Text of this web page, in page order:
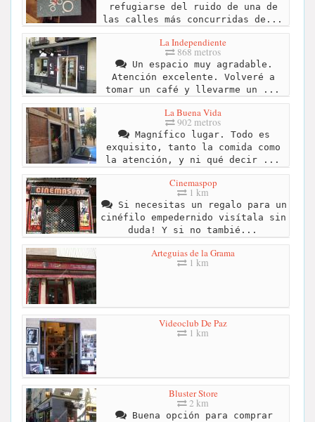
refugiarse del ruido de una de
las calles más concurridas de...
La Independiente
868 metros
Un espacio muy agradable.
Atención excelente. Volveré a
tomar un café y llevarme un ...
La Buena Vida
902 metros
Magnífico lugar. Todo es
exquisito, tanto la comida como
la atención, y ni qué decir ...
Cinemaspop
1 km
Si necesitas un regalo para un
cinéfilo empedernido visítala sin
duda! Y si no tambié...
Arteguias de la Grama
1 km
Videoclub De Paz
1 km
Bluster Store
2 km
Buena opción para comprar